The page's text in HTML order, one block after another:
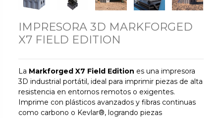
IMPRESORA 3D MARKFORGED
X7 FIELD EDITION
La Markforged X7 Field Edition es una impresora
3D industrial portátil, ideal para imprimir piezas de alta
resistencia en entornos remotos o exigentes.
Imprime con plásticos avanzados y fibras continuas
como carbono o Kevlar®, logrando piezas